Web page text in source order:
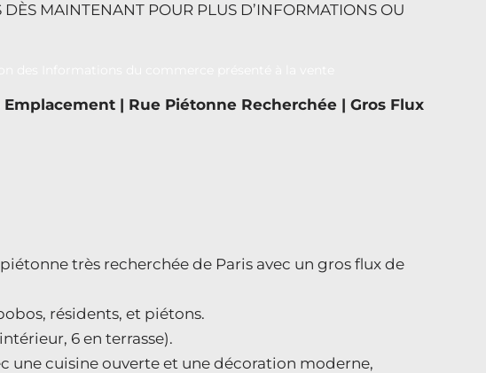
MAINTENANT POUR PLUS D’INFORMATIONS OU
| Rue Piétonne Recherchée | Gros Flux
très recherchée de Paris avec un gros flux de
résidents, et piétons.
6 en terrasse).
une cuisine ouverte et une décoration moderne,